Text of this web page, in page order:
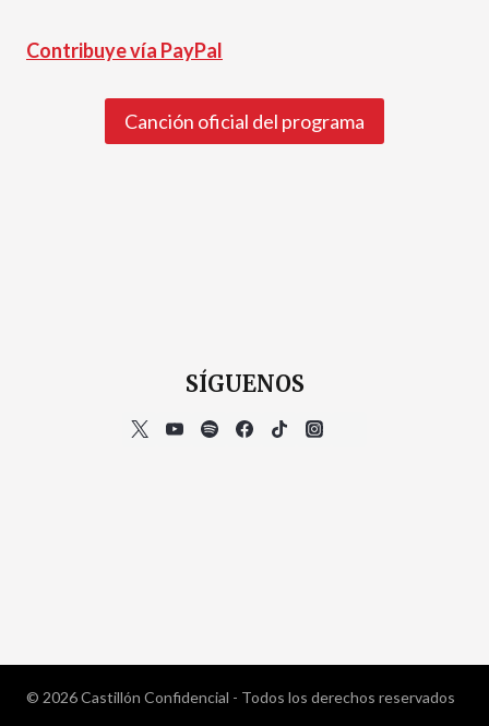
Contribuye vía PayPal
Canción oficial del programa
SÍGUENOS
© 2026 Castillón Confidencial - Todos los derechos reservados